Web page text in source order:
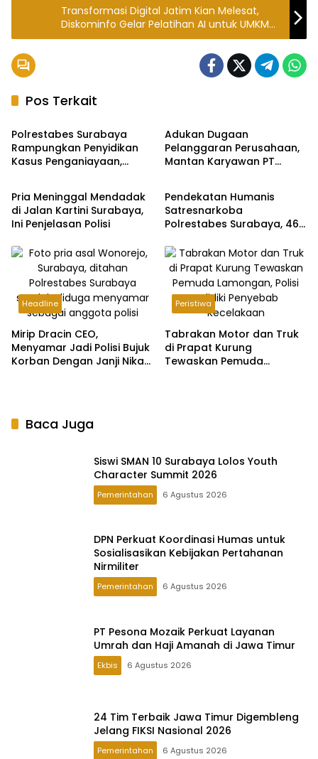
Transformasi Digital Jatim Kian Melesat,
Diskominfo Gelar Pelatihan AI untuk UMKM
Tuban
Pos Terkait
Headline
Polrestabes Surabaya
Rampungkan Penyidikan
Kasus Penganiayaan,
Adukan Dugaan
Pelanggaran Perusahaan,
Mantan Karyawan PT
Polisi
Peristiwa
Pria Meninggal Mendadak
di Jalan Kartini Surabaya,
Ini Penjelasan Polisi
Headline
Pendekatan Humanis
Satresnarkoba
Polrestabes Surabaya, 469
Direhabilitasi
Headline
Mirip Dracin CEO,
Menyamar Jadi Polisi Bujuk
Korban Dengan Janji Nikah
Peristiwa
Tabrakan Motor dan Truk
di Prapat Kurung
Tewaskan Pemuda
Baca Juga
Siswi SMAN 10 Surabaya Lolos Youth
Character Summit 2026
Pemerintahan 6 Agustus 2026
DPN Perkuat Koordinasi Humas untuk
Sosialisasikan Kebijakan Pertahanan
Nirmiliter
Pemerintahan 6 Agustus 2026
PT Pesona Mozaik Perkuat Layanan
Umrah dan Haji Amanah di Jawa Timur
Ekbis 6 Agustus 2026
24 Tim Terbaik Jawa Timur Digembleng
Jelang FIKSI Nasional 2026
Pemerintahan 6 Agustus 2026